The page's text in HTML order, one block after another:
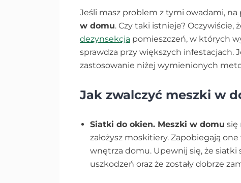
Jeśli masz problem z tymi owadami,
w domu. Czy taki istnieje? Oczywiście,
dezynsekcja pomieszczeń, w których
sprawdza przy większych infestacjach.
zastosowanie niżej wymienionych
Jak zwalczyć meszki w
Siatki do okien. Meszki w domu się
założysz moskitiery. Zapobiegają
wnętrza domu. Upewnij się, że
uszkodzeń oraz że zostały dobrze